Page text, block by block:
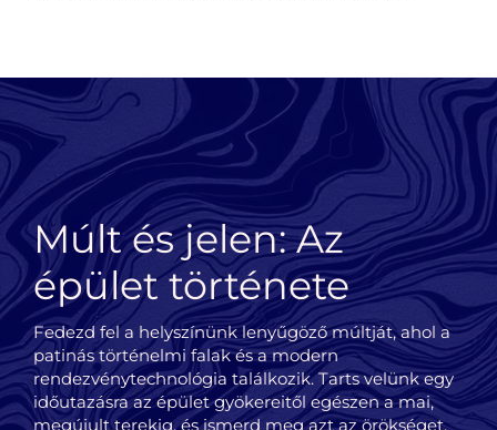
Múlt és jelen: Az
épület története
Fedezd fel a helyszínünk lenyűgöző múltját, ahol a
patinás történelmi falak és a modern
rendezvénytechnológia találkozik. Tarts velünk egy
időutazásra az épület gyökereitől egészen a mai,
megújult terekig, és ismerd meg azt az örökséget,